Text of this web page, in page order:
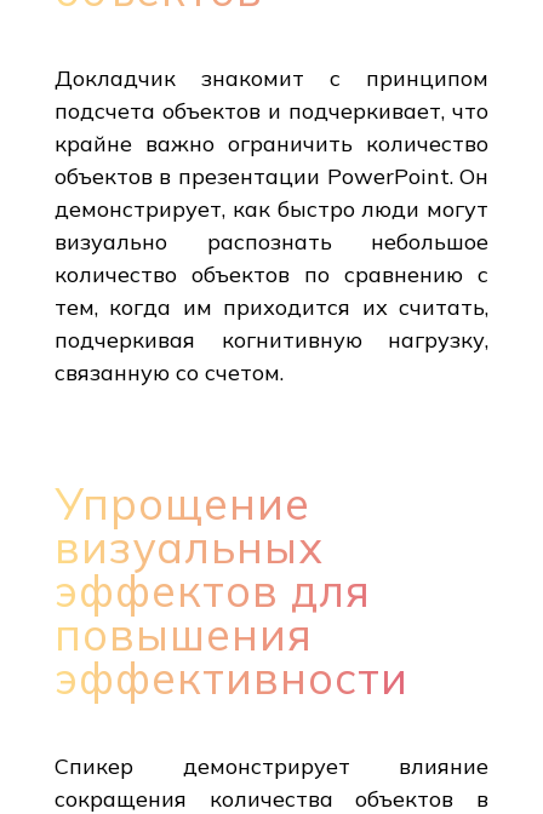
Докладчик знакомит с принципом
подсчета объектов и подчеркивает, что
крайне важно ограничить количество
объектов в презентации PowerPoint. Он
демонстрирует, как быстро люди могут
визуально распознать небольшое
количество объектов по сравнению с
тем, когда им приходится их считать,
подчеркивая когнитивную нагрузку,
связанную со счетом.
Упрощение
визуальных
эффектов для
повышения
эффективности
Спикер демонстрирует влияние
сокращения количества объектов в